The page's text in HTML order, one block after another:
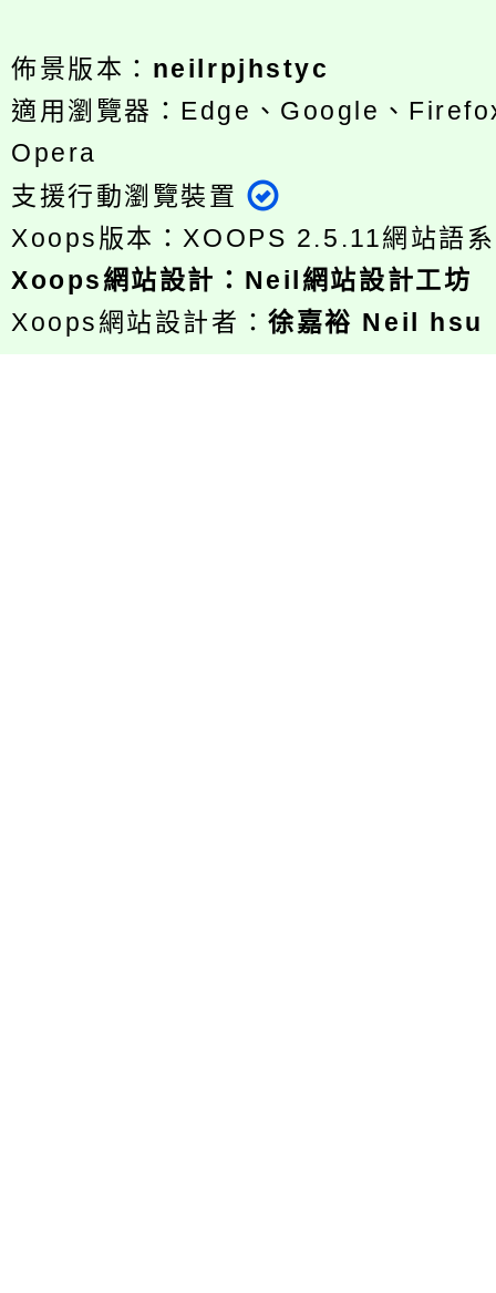
佈景版本： neilrpjhstyc
適用瀏覽器：Edge、Google、
Opera
支援行動瀏覽裝置
Xoops版本： XOOPS 2.5.11網站語
Xoops網站設計 ： Neil網站設計工坊
Xoops網站設計者：徐嘉裕 Neil hsu